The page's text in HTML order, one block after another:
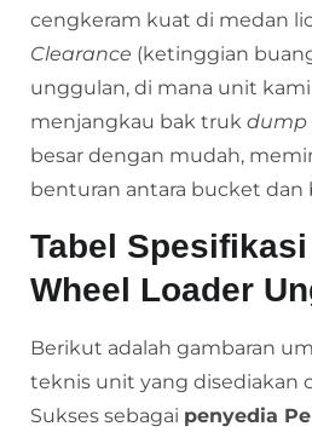
cengkeram kuat di medan
Clearance (ketinggian
unggulan, di mana unit
menjangkau bak truk dump
besar dengan mudah,
benturan antara bucket dan
Tabel
Wheel Loader
Berikut adalah gambaran
teknis unit yang disediakan
Sukses sebagai penyedia